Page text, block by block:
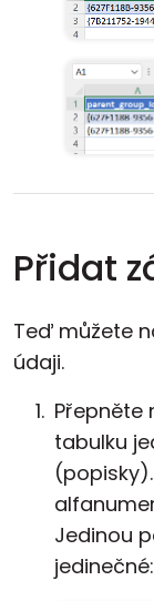
Přidat
Teď můžete
údaji.
Přepněte
tabulku
Jedinou
jedinečné: